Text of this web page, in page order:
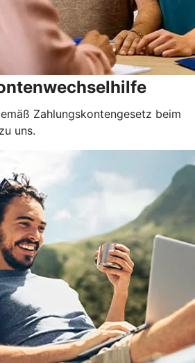
Zahlungskontengesetz beim
uns.